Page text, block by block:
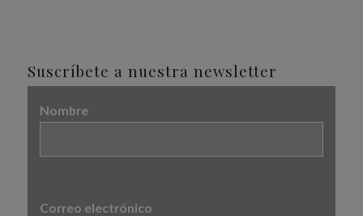
Suscríbete a nuestra newsletter
Nombre
Correo electrónico